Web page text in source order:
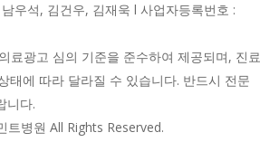
우석, 김건우, 김재욱 l 사업자등록번호 :
료광고 심의 기준을 준수하여 제공되며, 진료
태에 따라 달라질 수 있습니다. 반드시 전문
니다.
병원 All Rights Reserved.